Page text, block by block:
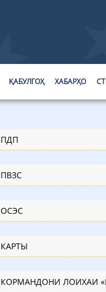
ҚАБУЛГОҲ ХАБАРҲО
ПДП
ПВЗС
ОСЭС
КАРТЫ